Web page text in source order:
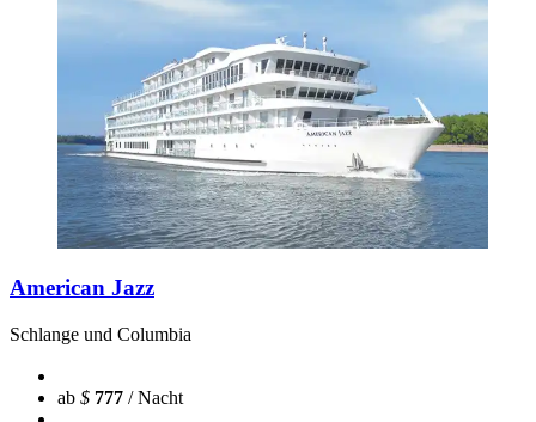
American Jazz
Schlange und Columbia
ab $ 777 / Nacht